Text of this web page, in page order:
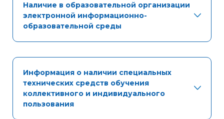
Наличие в образовательной организации
электронной информационно-
образовательной среды
Информация о наличии специальных
технических средств обучения
коллективного и индивидуального
пользования